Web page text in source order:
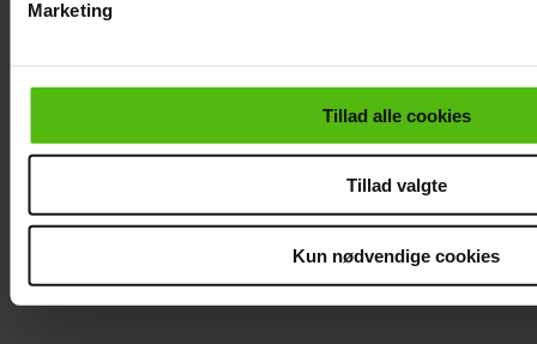
cookiepolitik.
Marketing
Tillad alle cookies
Tillad valgte
Kun nødvendige cookies
Karin Salling var hjemme under indbrud: Vil
ikke leve i frygt